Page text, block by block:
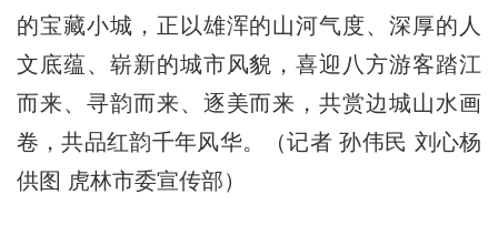
的宝藏小城，正以雄浑的山河气度、深厚的人
文底蕴、崭新的城市风貌，喜迎八方游客踏江
而来、寻韵而来、逐美而来，共赏边城山水画
卷，共品红韵千年风华。（记者 孙伟民 刘心杨
供图 虎林市委宣传部）